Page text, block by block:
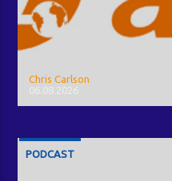
Chris Carlson
PODCAST